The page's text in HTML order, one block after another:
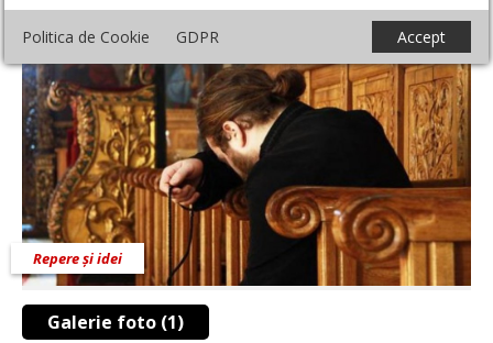
Politica de Cookie GDPR Accept
Galerie foto (1)
Repere și idei